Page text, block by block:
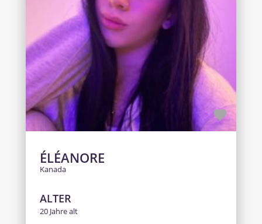
ÉLÉANORE
Kanada
ALTER
20 Jahre alt